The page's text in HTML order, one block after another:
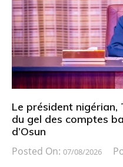
Le président nigérian,
du gel des comptes
d’Osun
Posted On: 07/08/2026